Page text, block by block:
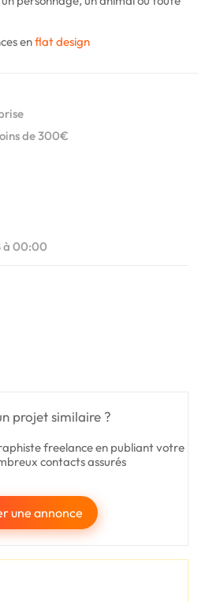
enflat design
de 300€
à 00:00
projet similaire ?
freelance en publiant votre
contacts assurés
une annonce